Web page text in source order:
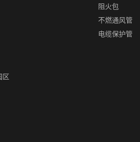
阻火包
不燃通风管
电缆保护管
区